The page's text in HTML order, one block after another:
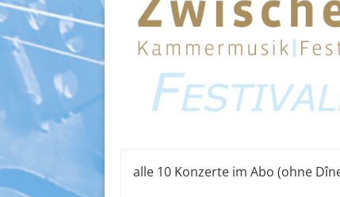
alle 10 Konzerte im Abo (ohne